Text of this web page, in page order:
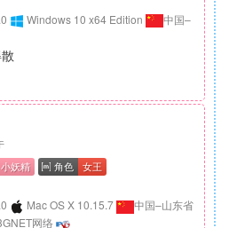
Windows 10 x64 Edition
中国–
Mac OS X 10.15.7
中国–山东省
网络